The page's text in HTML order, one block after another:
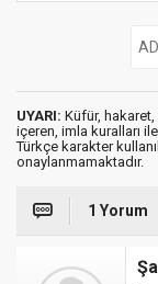
UYARI: Küfür,
içeren, imla kuralları
Türkçe karakter
onaylanmamaktadır.
1 Yorum